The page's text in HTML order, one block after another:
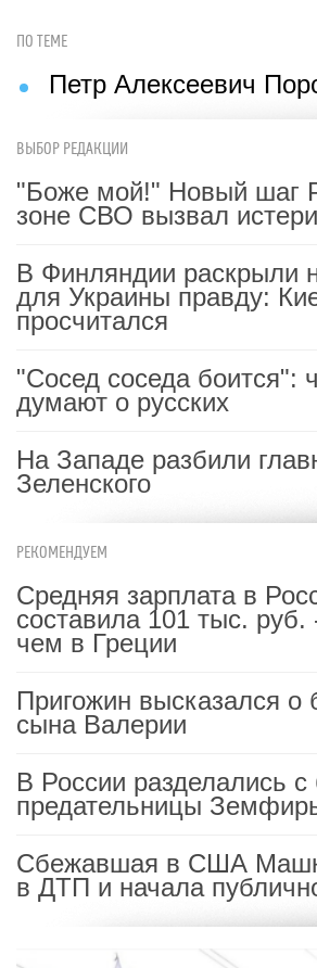
ПО ТЕМЕ
Петр Алексеевич
ВЫБОР РЕДАКЦИИ
"Боже мой!" Новый шаг
зоне СВО вызвал
В Финляндии раскрыли
для Украины правду:
просчитался
"Сосед соседа боится":
думают о русских
На Западе разбили
Зеленского
РЕКОМЕНДУЕМ
Средняя зарплата в
составила 101 тыс.
чем в Греции
Пригожин высказался о
сына Валерии
В России разделались с
предательницы
Сбежавшая в США
в ДТП и начала